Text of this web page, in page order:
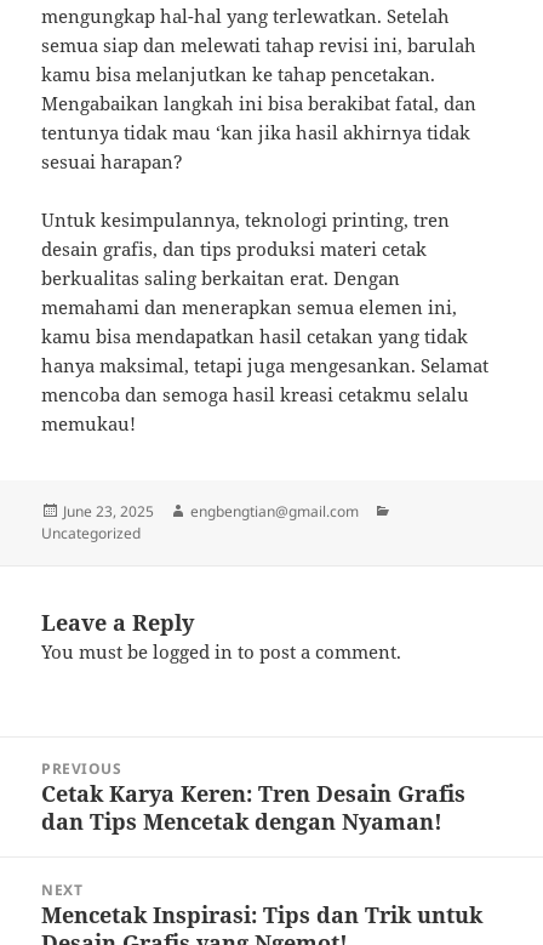
mengungkap hal-hal yang terlewatkan. Setelah
semua siap dan melewati tahap revisi ini, barulah
kamu bisa melanjutkan ke tahap pencetakan.
Mengabaikan langkah ini bisa berakibat fatal, dan
tentunya tidak mau ‘kan jika hasil akhirnya tidak
sesuai harapan?
Untuk kesimpulannya, teknologi printing, tren
desain grafis, dan tips produksi materi cetak
berkualitas saling berkaitan erat. Dengan
memahami dan menerapkan semua elemen ini,
kamu bisa mendapatkan hasil cetakan yang tidak
hanya maksimal, tetapi juga mengesankan. Selamat
mencoba dan semoga hasil kreasi cetakmu selalu
memukau!
Posted
on
June 23, 2025 Author
engbengtian@gmail.com
Uncategorized
Leave a Reply
You must belogged in to post a comment.
navigation
PREVIOUS
Previous
post:
Cetak Karya Keren: Tren Desain Grafis
dan Tips Mencetak dengan Nyaman!
NEXT
Next
Mencetak Inspirasi: Tips dan Trik untuk